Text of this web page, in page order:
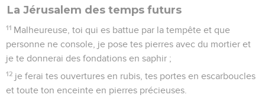
La Jérusalem des temps futurs
11 Malheureuse, toi qui es battue par la tempête et que
personne ne console, je pose tes pierres avec du mortier et
je te donnerai des fondations en saphir ;
12 je ferai tes ouvertures en rubis, tes portes en escarboucles
et toute ton enceinte en pierres précieuses.